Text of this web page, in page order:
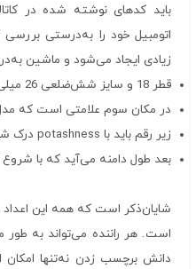
باید کدهای نوشته شده در
اتومبیل خود را به‌درستی
زیادی ایجاد می‌شود و ماشین
قطر 18 و سایز شش‌ضلعی 26 میلی‌متر است.
در مکان سوم علامتی است که
زیر رقم باید با potashness درک شود.
بعد طول دامنه می‌آید که با شروع E می‌شود.
شایان‌ذکر است که همه این
است. هر راننده می‌تواند به طور
دانش برچسب زدن نه‌تنها امکان